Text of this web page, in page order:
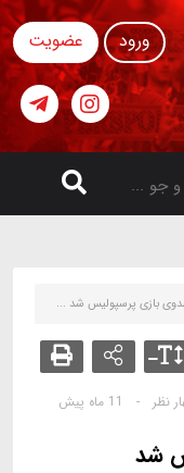
ورود عضویت
بازی پرسپولیس شد ...
- 11 ماه پیش
شد